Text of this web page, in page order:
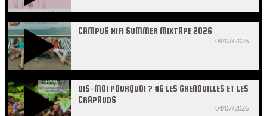
CAMPUS HIFI SUMMER MIXTAPE 2026
09/07/2026
DIS-MOI POURQUOI ? #6 LES GRENOUILLES ET LES
CRAPAUDS
04/07/2026